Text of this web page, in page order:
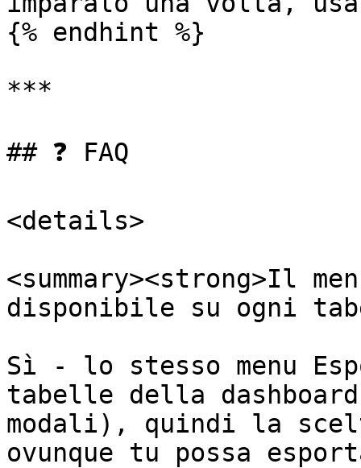
{% endhint %}
***
## ❓ FAQ
<details>
<summary><strong>Il
disponibile su ogni
Sì - lo stesso menu
tabelle della
modali), quindi la
ovunque tu possa